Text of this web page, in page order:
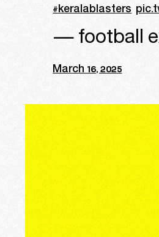
#keralablasters
— football
March 16, 2025